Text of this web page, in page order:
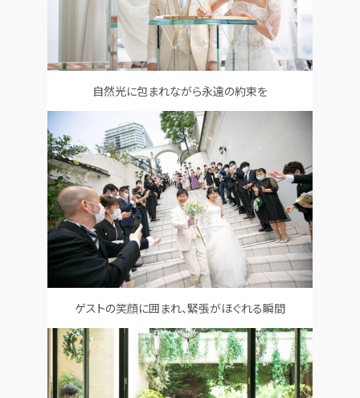
自然光に包まれながら永遠の約束を
ゲストの笑顔に囲まれ、緊張がほぐれる瞬間